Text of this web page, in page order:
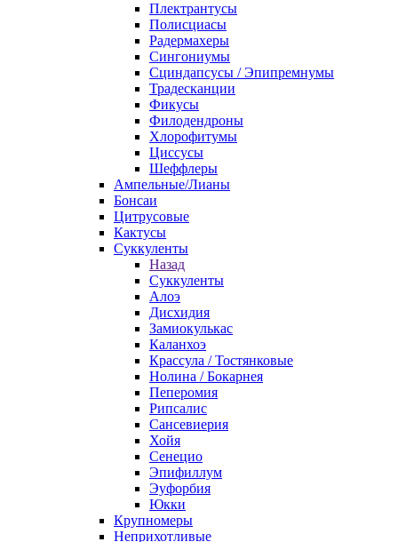
Плектрантусы
Полисциасы
Радермахеры
Сингониумы
Сциндапсусы / Эпипремнумы
Традесканции
Фикусы
Филодендроны
Хлорофитумы
Циссусы
Шеффлеры
Ампельные/Лианы
Бонсаи
Цитрусовые
Кактусы
Суккуленты
Назад
Суккуленты
Алоэ
Дисхидия
Замиокулькас
Каланхоэ
Крассула / Тостянковые
Нолина / Бокарнея
Пеперомия
Рипсалис
Сансевиерия
Хойя
Сенецио
Эпифиллум
Эуфорбия
Юкки
Крупномеры
Неприхотливые